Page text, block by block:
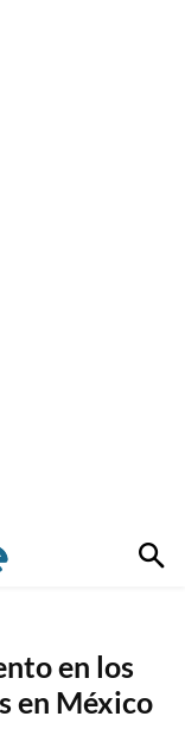
en los
en México